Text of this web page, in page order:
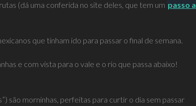
(dá uma conferida no site deles, que tem um passo a
que tinham ido para passar o final de semana.
e com vista para o vale e o rio que passa abaixo!
são morninhas, perfeitas para curtir o dia sem passar